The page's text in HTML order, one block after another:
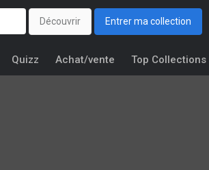
Découvrir Entrer ma collection
Quizz Achat/vente Top Collections